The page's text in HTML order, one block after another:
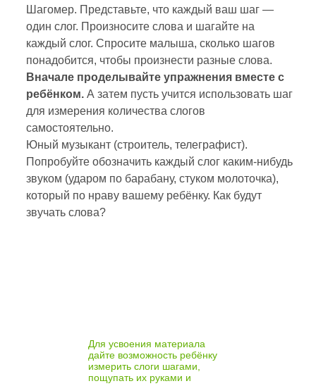
Шагомер. Представьте, что каждый ваш шаг —
один слог. Произносите слова и шагайте на
каждый слог. Спросите малыша, сколько шагов
понадобится, чтобы произнести разные слова.
Вначале проделывайте упражнения вместе с
ребёнком. А затем пусть учится использовать шаг
для измерения количества слогов
самостоятельно.
Юный музыкант (строитель, телеграфист).
Попробуйте обозначить каждый слог каким-нибудь
звуком (ударом по барабану, стуком молоточка),
который по нраву вашему ребёнку. Как будут
звучать слова?
Для усвоения материала
дайте возможность ребёнку
измерить слоги шагами,
пощупать их руками и